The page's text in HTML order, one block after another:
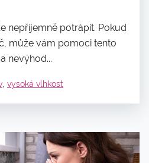
nepříjemně potrápit. Pokud
může vám pomoci tento
nevýhod...
, vysoká vlhkost